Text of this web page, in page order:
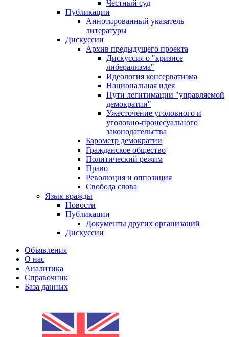
Честный суд
Публикации
Аннотированный указатель
литературы
Дискуссии
Архив предыдущего проекта
Дискуссия о "кризисе
либерализма"
Идеология консерватизма
Национальная идея
Пути легитимации "управляемой
демократии"
Ужесточение уголовного и
уголовно-процесуального
законодательства
Барометр демократии
Гражданское общество
Политический режим
Право
Революция и оппозиция
Свобода слова
Язык вражды
Новости
Публикации
Документы других организаций
Дискуссии
Объявления
О нас
Аналитика
Справочник
База данных